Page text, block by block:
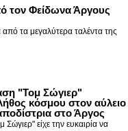
τον Φείδωνα Άργους
τα μεγαλύτερα ταλέντα της
"Τομ Σώγιερ"
κόσμου στον αύλειο
στο Άργος
είχε την ευκαιρία να